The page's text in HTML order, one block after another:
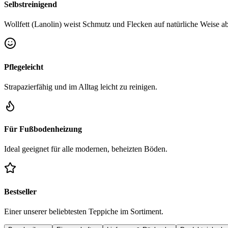
Selbstreinigend
Wollfett (Lanolin) weist Schmutz und Flecken auf natürliche Weise
Pflegeleicht
Strapazierfähig und im Alltag leicht zu reinigen.
Für Fußbodenheizung
Ideal geeignet für alle modernen, beheizten Böden.
Bestseller
Einer unserer beliebtesten Teppiche im Sortiment.